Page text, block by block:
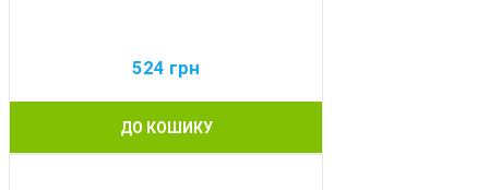
524 грн
ДО КОШИКУ